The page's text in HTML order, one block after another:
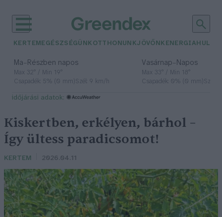
KERTEM EGÉSZSÉGÜNK OTTHONUNKJÖVŐNK ENERGIA
Ma– Részben napos
Max 32° / Min 19°
Csapadék: 5% (0 mm)Szél: 9 km/h
Vasárnap– Napos
Max 33° / Min 18°
Csapadék: 0% (0 mm)Szél:
időjárási adatok:
Kiskertben, erkélyen, bárhol –
Így ültess paradicsomot!
KERTEM 2026.04.11